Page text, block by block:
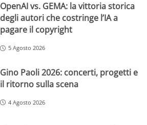
OpenAI vs. GEMA: la vittoria storica
degli autori che costringe l’IA a
pagare il copyright
5 Agosto 2026
Gino Paoli 2026: concerti, progetti e
il ritorno sulla scena
4 Agosto 2026